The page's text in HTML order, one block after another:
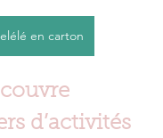
en carton
d’activités